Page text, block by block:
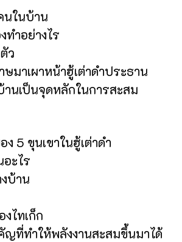
นในบ้าน
ทำอย่างไร
ว
ษมาเผาหน้าฮู้เต่าดำประธาน
นเป็นจุดหลักในการสะสม
5 ขุนเขาในฮู้เต่าดำ
อะไร
บ้าน
งไทเก็ก
ญที่ทำให้พลังงานสะสมขึ้นมาได้